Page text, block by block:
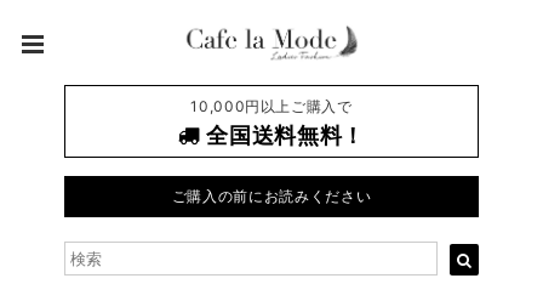
10,000円以上ご購入で
全国送料無料！
ご購入の前にお読みください